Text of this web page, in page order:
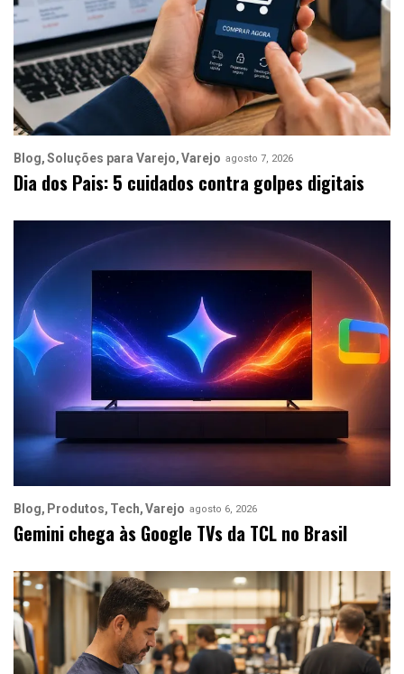
Blog Soluções para Varejo Varejo agosto 7, 2026
Dia dos Pais: 5 cuidados contra golpes digitais
Blog Produtos Tech Varejo agosto 6, 2026
Gemini chega às Google TVs da TCL no Brasil